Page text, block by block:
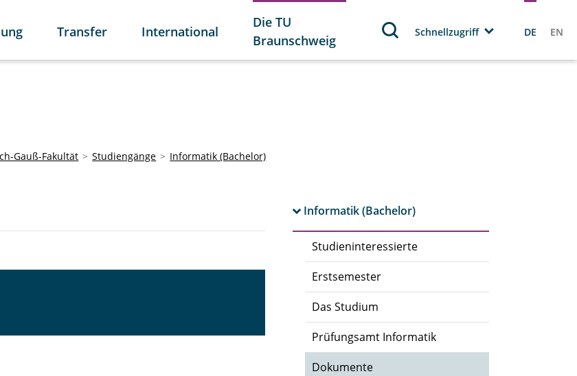
Transfer International
Die TU
Braunschweig
Schnellzugriff DE EN
Gauß-Fakultät Studiengänge Informatik (Bachelor)
Informatik (Bachelor)
Studieninteressierte
Erstsemester
Das Studium
Prüfungsamt Informatik
Dokumente